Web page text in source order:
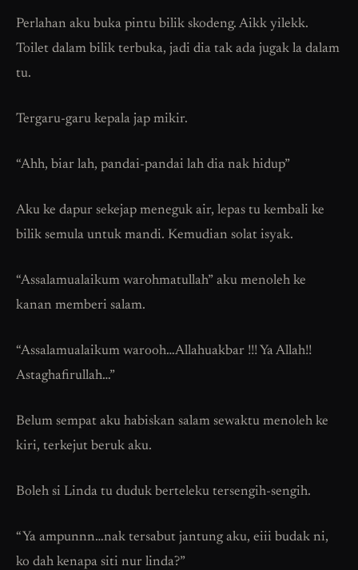
Perlahan aku buka pintu bilik skodeng. Aikk yilekk.
Toilet dalam bilik terbuka, jadi dia tak ada jugak la dalam
tu.
Tergaru-garu kepala jap mikir.
“Ahh, biar lah, pandai-pandai lah dia nak hidup”
Aku ke dapur sekejap meneguk air, lepas tu kembali ke
bilik semula untuk mandi. Kemudian solat isyak.
“Assalamualaikum warohmatullah” aku menoleh ke
kanan memberi salam.
“Assalamualaikum warooh…Allahuakbar !!! Ya Allah!!
Astaghafirullah…”
Belum sempat aku habiskan salam sewaktu menoleh ke
kiri, terkejut beruk aku.
Boleh si Linda tu duduk berteleku tersengih-sengih.
“Ya ampunnn…nak tersabut jantung aku, eiii budak ni,
ko dah kenapa siti nur linda?”